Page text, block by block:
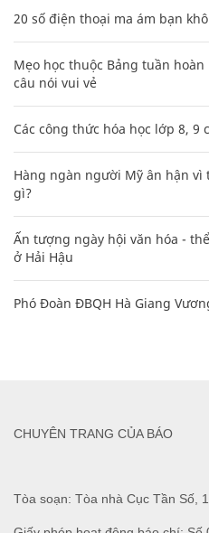
20 số điện thoại ma ám bạn
Mẹo học thuộc Bảng tuần
câu nói vui vẻ
Các công thức hóa học lớp 8, 9
Hàng ngàn người Mỹ ân hận vì
gì?
Ấn tượng ngày hội văn hóa -
ở Hải Hậu
Phó Đoàn ĐBQH Hà Giang
Tòa soạn: Tòa nhà Cục Tần Số,
CHUYÊN TRANG CỦA BÁO